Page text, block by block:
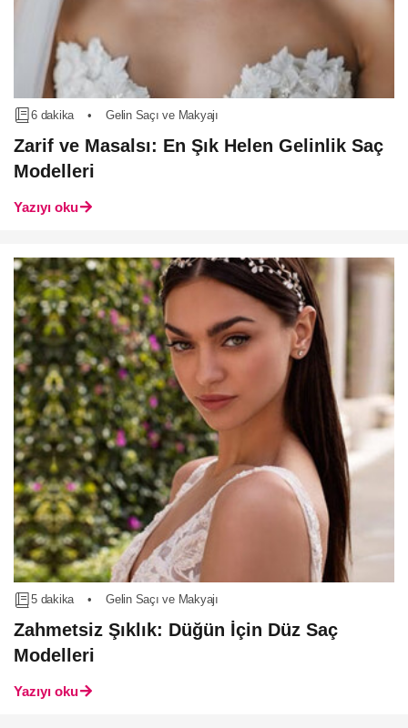
6 dakika • Gelin Saçı ve Makyajı
Zarif ve Masalsı: En Şık Helen Gelinlik Saç
Modelleri
Yazıyı oku
5 dakika • Gelin Saçı ve Makyajı
Zahmetsiz Şıklık: Düğün İçin Düz Saç
Modelleri
Yazıyı oku